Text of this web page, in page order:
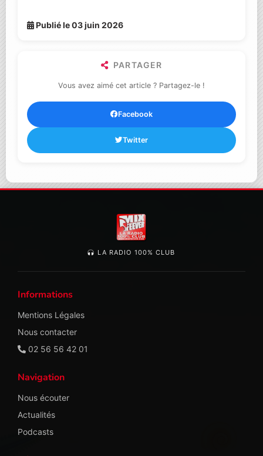
Publié le 03 juin 2026
PARTAGER
Vous avez aimé cet article ? Partagez-le !
Facebook
Twitter
LA RADIO 100% CLUB
Informations
Mentions Légales
Nous contacter
02 56 56 42 01
Navigation
Nous écouter
Actualités
Podcasts